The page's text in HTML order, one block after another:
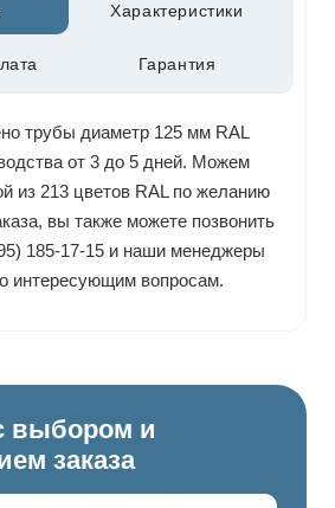
Характеристики
Гарантия
трубы диаметр 125 мм RAL
от 3 до 5 дней. Можем
из 213 цветов RAL по желанию
вы также можете позвонить
185-17-15 и наши менеджеры
интересующим вопросам.
выбором и
заказа